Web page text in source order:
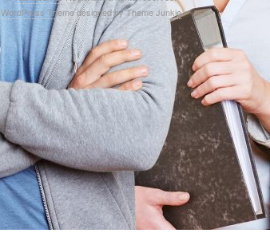
WordPress Themedesigned byTheme Junkie